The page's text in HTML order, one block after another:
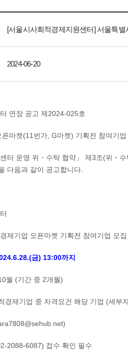
[서울시사회적경제지원센터] 서울특
2024-06-20
연장 공고 제2024-025호
마켓(11번가, G마켓) 기획전 참여기업
터 운영 위・수탁 협약」 제3조(위・
다음과 같이 공고합니다.
제기업 오픈마켓 기획전 참여기업 모집
금) 13:00까지
월 (기간 중 2개월)
경제기업 중 자격요건 해당 기업 (세부
2088-6087) 접수 확인 필수